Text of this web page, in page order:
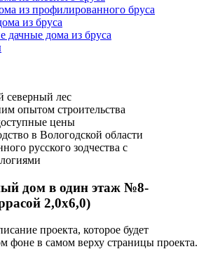
из профилированного бруса
из бруса
дачные дома из бруса
северный лес
опытом строительства
цены
в Вологодской области
русского зодчества с
дом в один этаж №8-
2,0х6,0)
проекта, которое будет
фоне в самом верху страницы проекта.